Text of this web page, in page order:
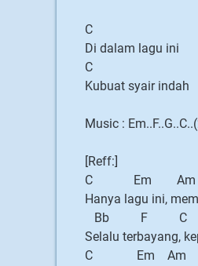
C
Di dalam lagu ini
C
Kubuat syair indah
Music :
[Reff:]
C Em Am
Hanya lagu ini,
Bb F C
Selalu terbayang,
C Em Am